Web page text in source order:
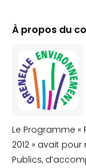
À propos du
Le Programme «
2012 » avait
Publics,